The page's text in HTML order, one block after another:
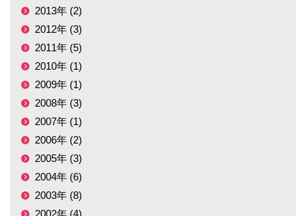
2013年 (2)
2012年 (3)
2011年 (5)
2010年 (1)
2009年 (1)
2008年 (3)
2007年 (1)
2006年 (2)
2005年 (3)
2004年 (6)
2003年 (8)
2002年 (4)